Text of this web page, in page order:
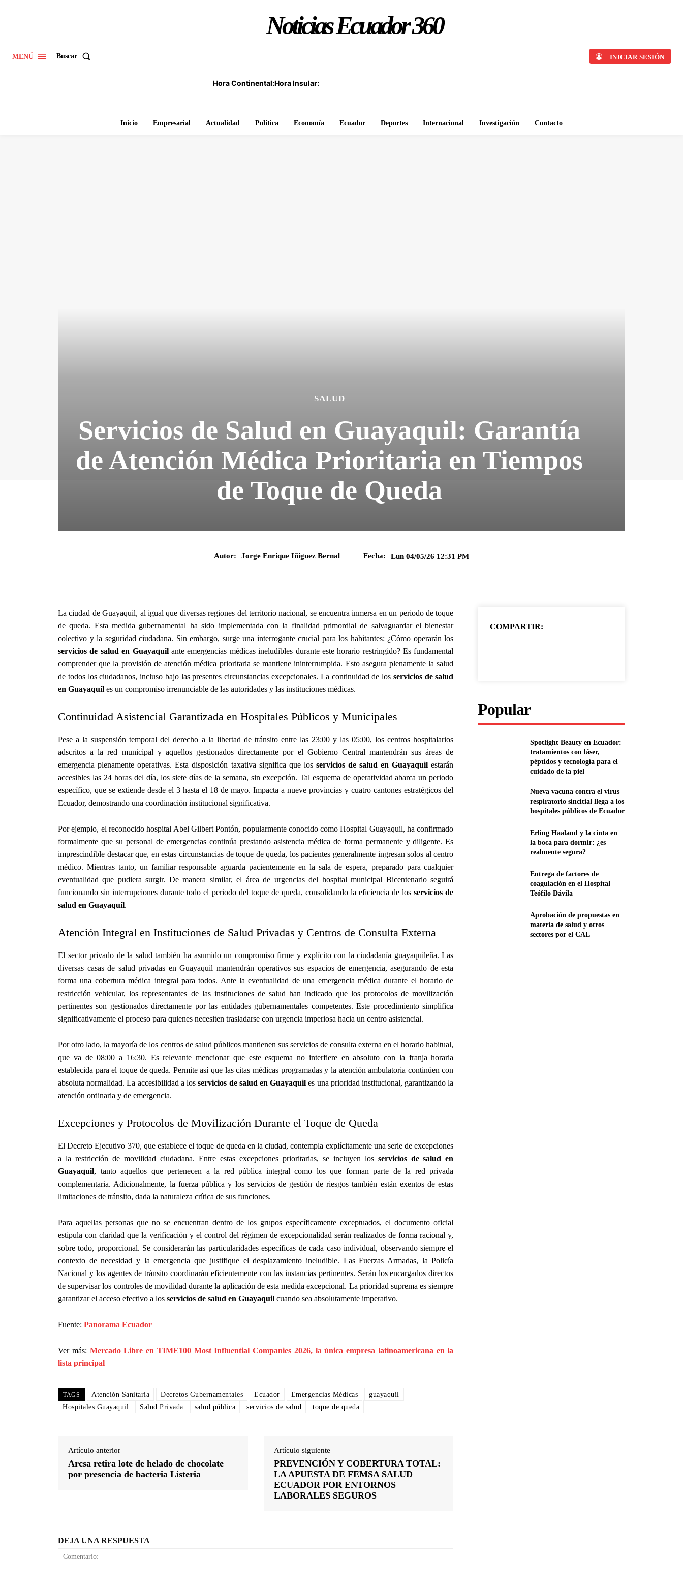
MENÚ Buscar
Noticias Ecuador 360
Hora Continental:Hora Insular:
INICIAR SESIÓN
Inicio Empresarial Actualidad Política Economía Ecuador Deportes Internacional Investigación Contacto
SALUD
Servicios de Salud en Guayaquil: Garantía
de Atención Médica Prioritaria en Tiempos
de Toque de Queda
Autor: Jorge Enrique Iñiguez Bernal Fecha: Lun 04/05/26 12:31 PM
La ciudad de Guayaquil, al igual que diversas regiones del territorio nacional, se encuentra inmersa en un periodo de toque
de queda. Esta medida gubernamental ha sido implementada con la finalidad primordial de salvaguardar el bienestar
colectivo y la seguridad ciudadana. Sin embargo, surge una interrogante crucial para los habitantes: ¿Cómo operarán los
servicios de salud en Guayaquilante emergencias médicas ineludibles durante este horario restringido? Es fundamental
comprender que la provisión de atención médica prioritaria se mantiene ininterrumpida. Esto asegura plenamente la salud
de todos los ciudadanos, incluso bajo las presentes circunstancias excepcionales. La continuidad de los servicios de salud
en Guayaquil es un compromiso irrenunciable de las autoridades y las instituciones médicas.
Continuidad Asistencial Garantizada en Hospitales Públicos y Municipales
Pese a la suspensión temporal del derecho a la libertad de tránsito entre las 23:00 y las 05:00, los centros hospitalarios
adscritos a la red municipal y aquellos gestionados directamente por el Gobierno Central mantendrán sus áreas de
emergencia plenamente operativas. Esta disposición taxativa significa que los servicios de salud en Guayaquil estarán
accesibles las 24 horas del día, los siete días de la semana, sin excepción. Tal esquema de operatividad abarca un periodo
específico, que se extiende desde el 3 hasta el 18 de mayo. Impacta a nueve provincias y cuatro cantones estratégicos del
Ecuador, demostrando una coordinación institucional significativa.
Por ejemplo, el reconocido hospital Abel Gilbert Pontón, popularmente conocido como Hospital Guayaquil, ha confirmado
formalmente que su personal de emergencias continúa prestando asistencia médica de forma permanente y diligente. Es
imprescindible destacar que, en estas circunstancias de toque de queda, los pacientes generalmente ingresan solos al centro
médico. Mientras tanto, un familiar responsable aguarda pacientemente en la sala de espera, preparado para cualquier
eventualidad que pudiera surgir. De manera similar, el área de urgencias del hospital municipal Bicentenario seguirá
funcionando sin interrupciones durante todo el periodo del toque de queda, consolidando la eficiencia de losservicios de
salud en Guayaquil.
Atención Integral en Instituciones de Salud Privadas y Centros de Consulta Externa
El sector privado de la salud también ha asumido un compromiso firme y explícito con la ciudadanía guayaquileña. Las
diversas casas de salud privadas en Guayaquil mantendrán operativos sus espacios de emergencia, asegurando de esta
forma una cobertura médica integral para todos. Ante la eventualidad de una emergencia médica durante el horario de
restricción vehicular, los representantes de las instituciones de salud han indicado que los protocolos de movilización
pertinentes son gestionados directamente por las entidades gubernamentales competentes. Este procedimiento simplifica
significativamente el proceso para quienes necesiten trasladarse con urgencia imperiosa hacia un centro asistencial.
Por otro lado, la mayoría de los centros de salud públicos mantienen sus servicios de consulta externa en el horario habitual,
que va de 08:00 a 16:30. Es relevante mencionar que este esquema no interfiere en absoluto con la franja horaria
establecida para el toque de queda. Permite así que las citas médicas programadas y la atención ambulatoria continúen con
absoluta normalidad. La accesibilidad a losservicios de salud en Guayaquil es una prioridad institucional, garantizando la
atención ordinaria y de emergencia.
Excepciones y Protocolos de Movilización Durante el Toque de Queda
El Decreto Ejecutivo 370, que establece el toque de queda en la ciudad, contempla explícitamente una serie de excepciones
a la restricción de movilidad ciudadana. Entre estas excepciones prioritarias, se incluyen los servicios de salud en
Guayaquil, tanto aquellos que pertenecen a la red pública integral como los que forman parte de la red privada
complementaria. Adicionalmente, la fuerza pública y los servicios de gestión de riesgos también están exentos de estas
limitaciones de tránsito, dada la naturaleza crítica de sus funciones.
Para aquellas personas que no se encuentran dentro de los grupos específicamente exceptuados, el documento oficial
estipula con claridad que la verificación y el control del régimen de excepcionalidad serán realizados de forma racional y,
sobre todo, proporcional. Se considerarán las particularidades específicas de cada caso individual, observando siempre el
contexto de necesidad y la emergencia que justifique el desplazamiento ineludible. Las Fuerzas Armadas, la Policía
Nacional y los agentes de tránsito coordinarán eficientemente con las instancias pertinentes. Serán los encargados directos
de supervisar los controles de movilidad durante la aplicación de esta medida excepcional. La prioridad suprema es siempre
garantizar el acceso efectivo a los servicios de salud en Guayaquil cuando sea absolutamente imperativo.
Fuente: Panorama Ecuador
Ver más: Mercado Libre en TIME100 Most Influential Companies 2026, la única empresa latinoamericana en la
lista principal
TAGS Atención Sanitaria Decretos Gubernamentales Ecuador Emergencias Médicas
guayaquil
Hospitales Guayaquil
Salud Privada salud pública servicios de salud toque de queda
Artículo anterior
Arcsa retira lote de helado de chocolate
por presencia de bacteria Listeria
Artículo siguiente
PREVENCIÓN Y COBERTURA TOTAL:
LA APUESTA DE FEMSA SALUD
ECUADOR POR ENTORNOS
LABORALES SEGUROS
DEJA UNA RESPUESTA
COMPARTIR:
Popular
Spotlight Beauty en Ecuador:
tratamientos con láser,
péptidos y tecnología para el
cuidado de la piel
Nueva vacuna contra el virus
respiratorio sincitial llega a los
hospitales públicos de Ecuador
Erling Haaland y la cinta en
la boca para dormir: ¿es
realmente segura?
Entrega de factores de
coagulación en el Hospital
Teófilo Dávila
Aprobación de propuestas en
materia de salud y otros
sectores por el CAL